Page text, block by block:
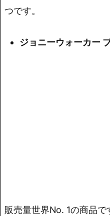
つです。
ジョニーウォーカー
販売量世界No. 1の商品